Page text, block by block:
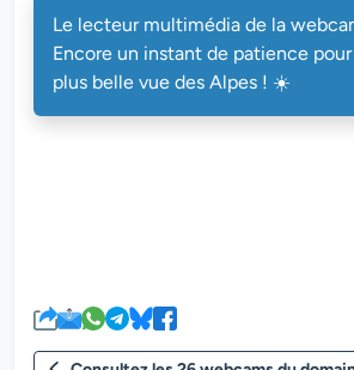
Le lecteur multimédia de la
Encore un instant de patience
plus belle vue des Alpes ! ☀️